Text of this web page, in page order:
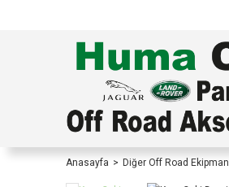
Anasayfa Diğer Off Road Ekipman